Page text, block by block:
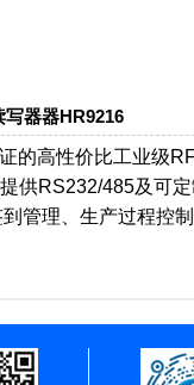
器器HR9216
的高性价比工业级
供RS232/485及可
管理、生产过程控